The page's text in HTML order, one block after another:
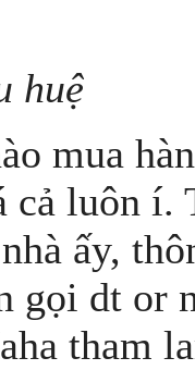
huệ
mua
cả luôn í.
ấy,
gọi dt or
tham